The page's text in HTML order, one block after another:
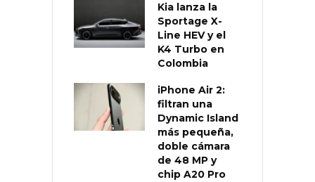
Kia lanza la
Sportage X-
Line HEV y el
K4 Turbo en
Colombia
iPhone Air 2:
filtran una
Dynamic Island
más pequeña,
doble cámara
de 48 MP y
chip A20 Pro